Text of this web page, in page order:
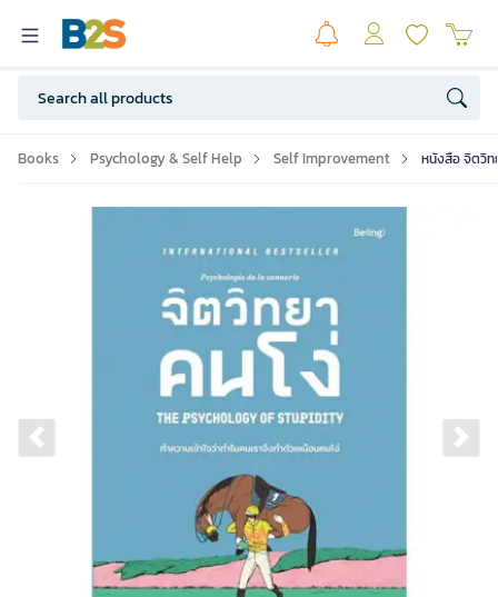
Books Psychology & Self Help Self Improvement หนังสือ จิตวิท
Previous slide